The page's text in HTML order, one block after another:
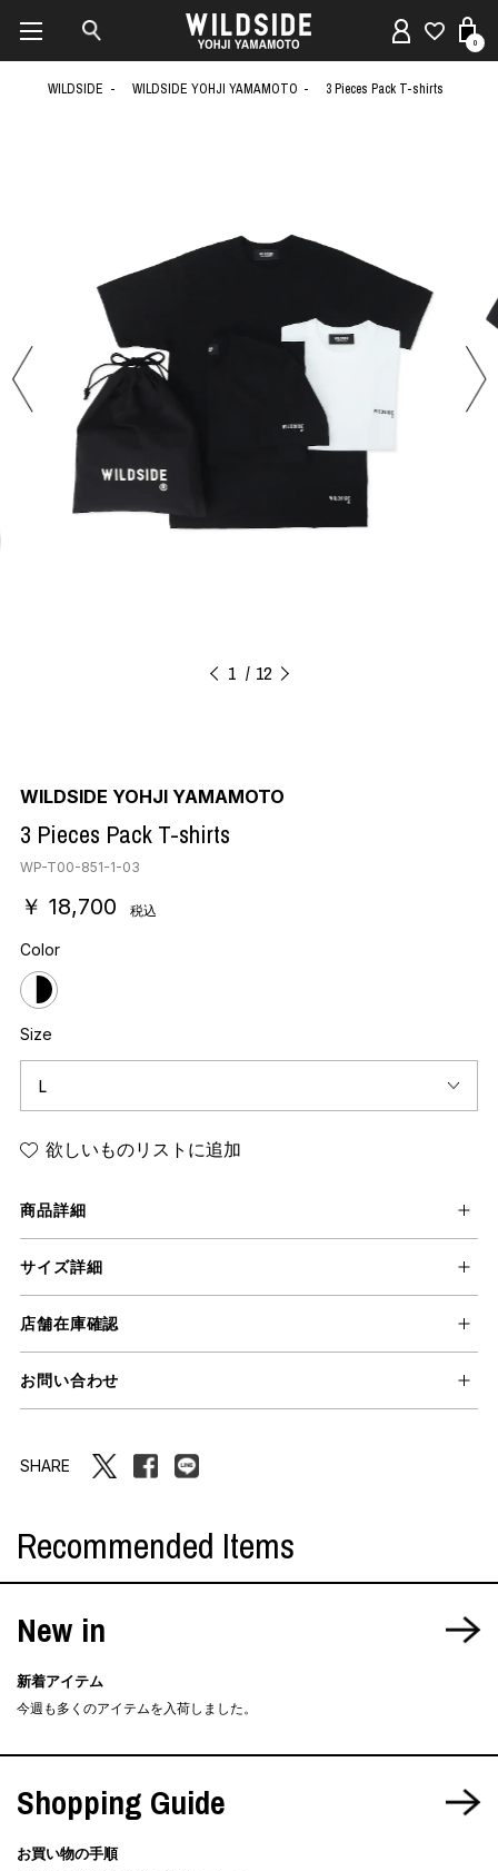
0
WILDSIDE WILDSIDE YOHJI YAMAMOTO 3 Pieces Pack T-shirts
1 12
WILDSIDE YOHJI YAMAMOTO
3 Pieces Pack T-shirts
WP-T00-851-1-03
￥ 18,700 税込
Color
Size
欲しいものリストに追加
商品詳細
サイズ詳細
店舗在庫確認
お問い合わせ
SHARE
Recommended Items
New in
新着アイテム
今週も多くのアイテムを入荷しました。
Shopping Guide
お買い物の手順